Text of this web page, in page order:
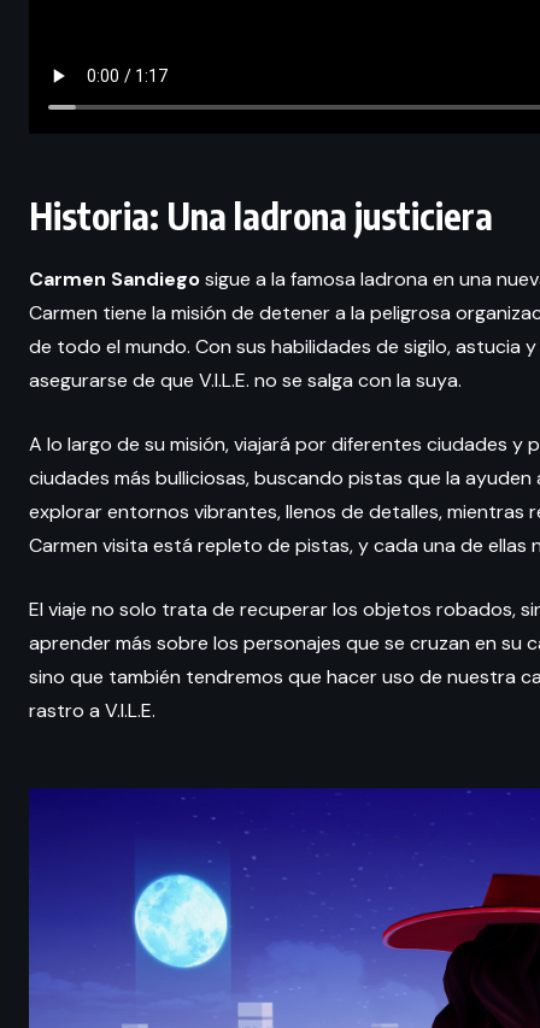
Historia: Una ladrona justiciera
Carmen Sandiegosigue a la famosa ladrona en una
Carmen tiene la misión de detener a la peligrosa
de todo el mundo. Con sus habilidades de sigilo, astucia
asegurarse de que V.I.L.E. no se salga con la suya.
A lo largo de su misión, viajará por diferentes ciudades y
ciudades más bulliciosas, buscando pistas que la
explorar entornos vibrantes, llenos de detalles, mientras
Carmen visita está repleto de pistas, y cada una de ellas
El viaje no solo trata de recuperar los objetos robados,
aprender más sobre los personajes que se cruzan en su
sino que también tendremos que hacer uso de nuestra
rastro a V.I.L.E.